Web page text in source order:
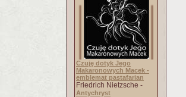
Czuję dotyk Jego
Makaronowych Macek -
emblemat pastafarian
Friedrich Nietzsche -
Antychryst